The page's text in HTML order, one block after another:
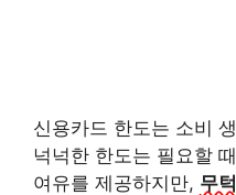
신용카드 한도는 소비
넉넉한 한도는 필요할
여유를 제공하지만, 무